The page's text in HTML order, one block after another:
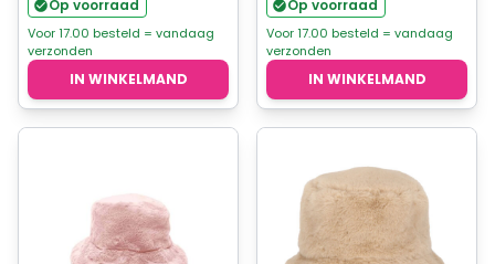
was:
€7,95.
is:
€6,36.
Op voorraad
Voor 17.00 besteld = vandaag
verzonden
IN WINKELMAND
was:
€7,95.
is:
€6,36.
Op voorraad
Voor 17.00 besteld = vandaag
verzonden
IN WINKELMAND